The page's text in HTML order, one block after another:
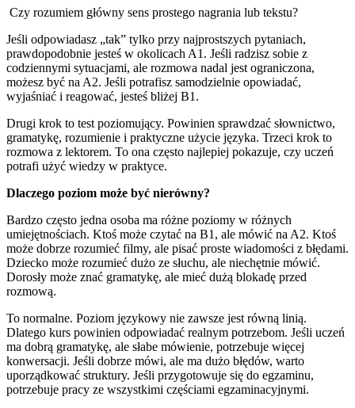
Czy rozumiem główny sens prostego nagrania lub tekstu?
Jeśli odpowiadasz „tak” tylko przy najprostszych pytaniach,
prawdopodobnie jesteś w okolicach A1. Jeśli radzisz sobie z
codziennymi sytuacjami, ale rozmowa nadal jest ograniczona,
możesz być na A2. Jeśli potrafisz samodzielnie opowiadać,
wyjaśniać i reagować, jesteś bliżej B1.
Drugi krok to test poziomujący. Powinien sprawdzać słownictwo,
gramatykę, rozumienie i praktyczne użycie języka. Trzeci krok to
rozmowa z lektorem. To ona często najlepiej pokazuje, czy uczeń
potrafi użyć wiedzy w praktyce.
Dlaczego poziom może być nierówny?
Bardzo często jedna osoba ma różne poziomy w różnych
umiejętnościach. Ktoś może czytać na B1, ale mówić na A2. Ktoś
może dobrze rozumieć filmy, ale pisać proste wiadomości z błędami.
Dziecko może rozumieć dużo ze słuchu, ale niechętnie mówić.
Dorosły może znać gramatykę, ale mieć dużą blokadę przed
rozmową.
To normalne. Poziom językowy nie zawsze jest równą linią.
Dlatego kurs powinien odpowiadać realnym potrzebom. Jeśli uczeń
ma dobrą gramatykę, ale słabe mówienie, potrzebuje więcej
konwersacji. Jeśli dobrze mówi, ale ma dużo błędów, warto
uporządkować struktury. Jeśli przygotowuje się do egzaminu,
potrzebuje pracy ze wszystkimi częściami egzaminacyjnymi.